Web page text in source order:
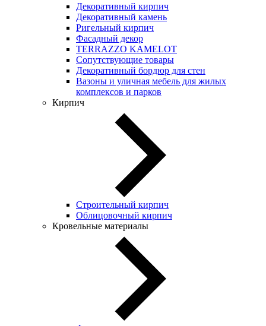
Декоративный кирпич
Декоративный камень
Ригельный кирпич
Фасадный декор
TERRAZZO KAMELOT
Сопутствующие товары
Декоративный бордюр для стен
Вазоны и уличная мебель для жилых
комплексов и парков
Кирпич
Строительный кирпич
Облицовочный кирпич
Кровельные материалы